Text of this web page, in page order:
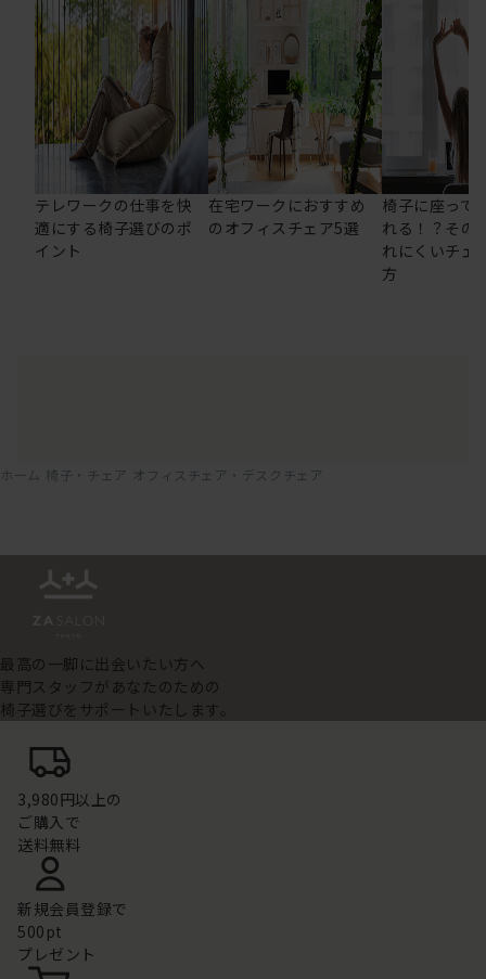
テレワークの仕事を快
適にする椅子選びのポ
イント
在宅ワークにおすすめ
のオフィスチェア5選
椅子に座って
れる！？その
れにくいチェ
方
ホーム 椅子・チェア オフィスチェア・デスクチェア
最高の一脚に出会いたい方へ
専門スタッフがあなたのための
椅子選びをサポートいたします。
3,980円以上の
ご購入で
送料無料
新規会員登録で
500pt
プレゼント